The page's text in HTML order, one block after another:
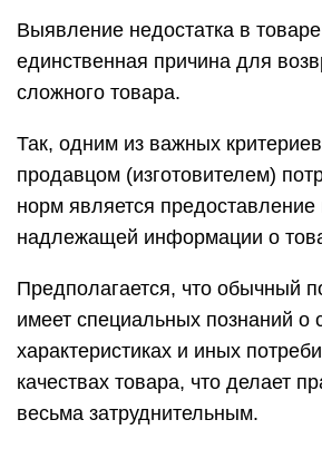
Выявление недостатка в
единственная причина для
сложного товара.
Так, одним из важных
продавцом (изготовителем)
норм является
надлежащей информации о
Предполагается, что обычный
имеет специальных познаний о
характеристиках и иных
качествах товара, что делает
весьма затруднительным.